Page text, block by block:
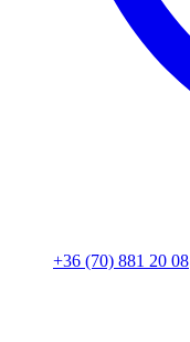
+36 (70) 881 20 08